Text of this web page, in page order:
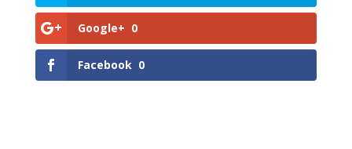
Google+ 0
Facebook 0